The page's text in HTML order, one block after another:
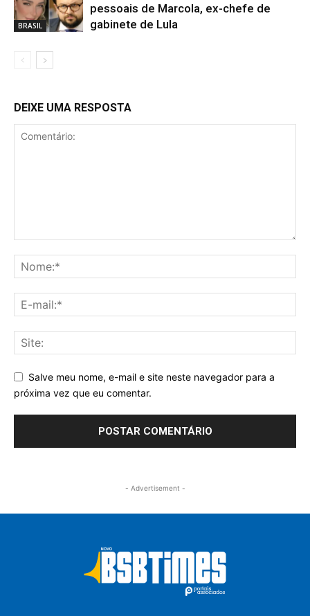
BRASIL
pessoais de Marcola, ex-chefe de
gabinete de Lula
DEIXE UMA RESPOSTA
Salve meu nome, e-mail e site neste navegador para a
próxima vez que eu comentar.
- Advertisement -